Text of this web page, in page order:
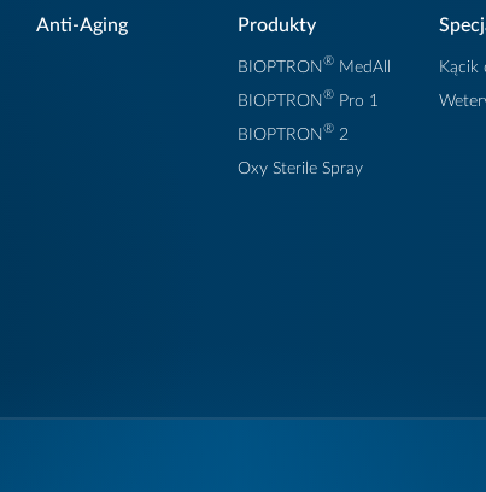
Anti-Aging Produkty
BIOPTRON® MedAll
BIOPTRON® Pro 1
BIOPTRON® 2
Oxy Sterile Spray
Kącik